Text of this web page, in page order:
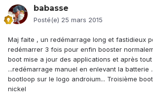
babasse
Posté(e) 25 mars 2015
Maj faite , un redémarrage long et fastidieux
redémarrer 3 fois pour enfin booster
boot mise a jour des applications et après
...redémarrage manuel en enlevant la batterie
bootloop sur le logo androium... Troisième
nickel